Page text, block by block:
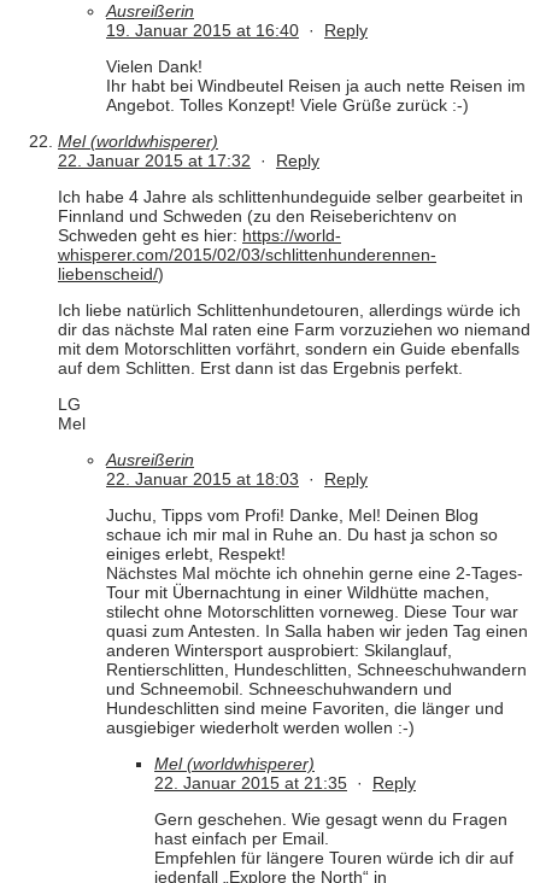
Ausreißerin
19. Januar 2015 at 16:40 · Reply
Vielen Dank!
Ihr habt bei Windbeutel Reisen ja auch nette Reisen im
Angebot. Tolles Konzept! Viele Grüße zurück :-)
Mel (worldwhisperer)
22. Januar 2015 at 17:32 · Reply
Ich habe 4 Jahre als schlittenhundeguide selber gearbeitet in
Finnland und Schweden (zu den Reiseberichtenv on
Schweden geht es hier: https://world-
whisperer.com/2015/02/03/schlittenhunderennen-
liebenscheid/)
Ich liebe natürlich Schlittenhundetouren, allerdings würde ich
dir das nächste Mal raten eine Farm vorzuziehen wo niemand
mit dem Motorschlitten vorfährt, sondern ein Guide ebenfalls
auf dem Schlitten. Erst dann ist das Ergebnis perfekt.
LG
Mel
Ausreißerin
22. Januar 2015 at 18:03 · Reply
Juchu, Tipps vom Profi! Danke, Mel! Deinen Blog
schaue ich mir mal in Ruhe an. Du hast ja schon so
einiges erlebt, Respekt!
Nächstes Mal möchte ich ohnehin gerne eine 2-Tages-
Tour mit Übernachtung in einer Wildhütte machen,
stilecht ohne Motorschlitten vorneweg. Diese Tour war
quasi zum Antesten. In Salla haben wir jeden Tag einen
anderen Wintersport ausprobiert: Skilanglauf,
Rentierschlitten, Hundeschlitten, Schneeschuhwandern
und Schneemobil. Schneeschuhwandern und
Hundeschlitten sind meine Favoriten, die länger und
ausgiebiger wiederholt werden wollen :-)
Mel (worldwhisperer)
22. Januar 2015 at 21:35 · Reply
Gern geschehen. Wie gesagt wenn du Fragen
hast einfach per Email.
Empfehlen für längere Touren würde ich dir auf
jedenfall „Explore the North“ in